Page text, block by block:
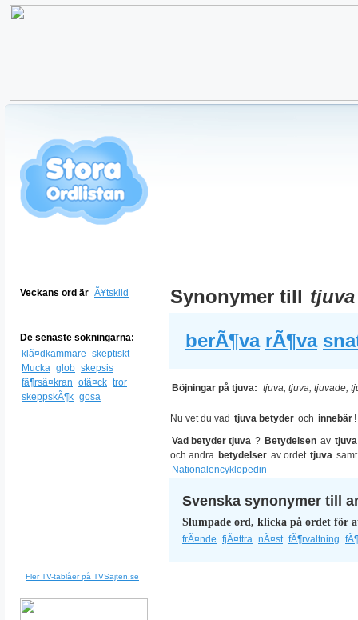
Veckans ord är Ã¥tskild
De senaste sökningarna:
klã¤dkammare skeptiskt
Mucka glob skepsis
fã¶rsã¤kran otã¤ck tror
skeppskÃ¶k gosa
Fler TV-tablåer på TVSajten.se
Synonymer till tjuva
berÃ¶va rÃ¶va
Böjningar på tjuva: tjuva, tjuva, tjuvade,
Nu vet du vad tjuva betyder och innebär !
Vad betyder tjuva ? Betydelsen av tjuva
och andra betydelser av ordet tjuva
Nationalencyklopedin
Svenska synonymer till
Slumpade ord, klicka på ordet för
frÃ¤nde fjÃ¤ttra nÃ¤st fÃ¶rvaltning